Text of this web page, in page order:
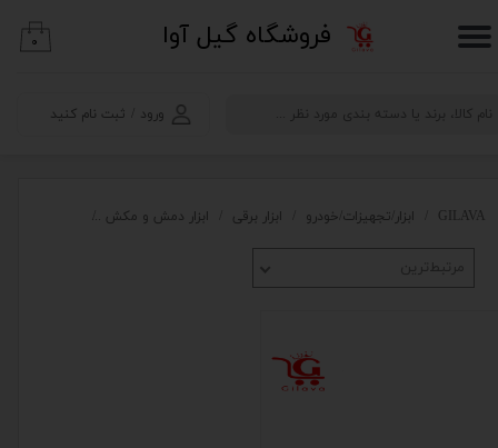
​فروشگاه گیل آوا
ورود ثبت نام کنید
حساب کاربری من
۰
GILAVA ابزار/تجهیزات/خودرو ابزار برقی ابزار دمش و مکش
مرتبط‌ترین